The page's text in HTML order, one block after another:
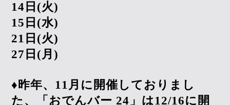
14 日 (火)
15 日 (水)
21 日 (火)
27 日 ( 月 )
♦️昨年、 11 月に開催しておりまし
た、「おでんバー 24 」は12/16に開